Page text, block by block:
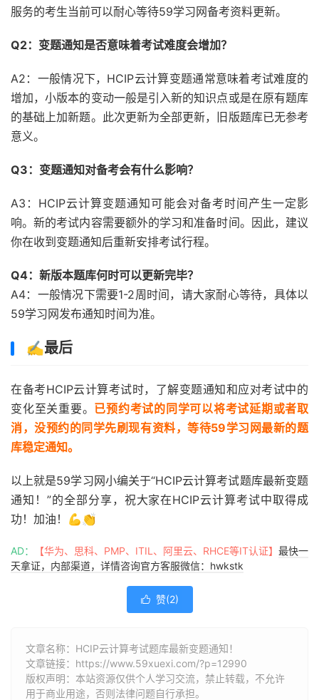
服务的考生当前可以耐心等待59学习网备考资料更新。
Q2：变题通知是否意味着考试难度会增加？
A2：一般情况下，HCIP云计算变题通常意味着考试难度的
增加，小版本的变动一般是引入新的知识点或是在原有题库
的基础上加新题。此次更新为全部更新，旧版题库已无参考
意义。
Q3：变题通知对备考会有什么影响？
A3：HCIP云计算变题通知可能会对备考时间产生一定影
响。新的考试内容需要额外的学习和准备时间。因此，建议
你在收到变题通知后重新安排考试行程。
Q4：新版本题库何时可以更新完毕？
A4：一般情况下需要1-2周时间，请大家耐心等待，具体以
59学习网发布通知时间为准。
✍️最后
在备考HCIP云计算考试时，了解变题通知和应对考试中的
变化至关重要。 已预约考试的同学可以将考试延期或者取
消，没预约的同学先刷现有资料，等待59学习网最新的题
库稳定通知。
以上就是59学习网小编关于“HCIP云计算考试题库最新变题
通知！”的全部分享，祝大家在HCIP云计算考试中取得成
功！加油！💪👏
AD： 【华为、思科、PMP、ITIL、阿里云、RHCE等IT认证】 最快一
天拿证，内部渠道，详情咨询官方客服微信：hwkstk
 赞(2)
文章名称：HCIP云计算考试题库最新变题通知！
文章链接： https://www.59xuexi.com/?p=12990
版权声明：本站资源仅供个人学习交流，禁止转载，不允许
用于商业用途，否则法律问题自行承担。